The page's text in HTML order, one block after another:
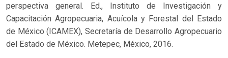
perspectiva general. Ed., Instituto de Investigación y
Capacitación Agropecuaria, Acuícola y Forestal del Estado
de México (ICAMEX), Secretaría de Desarrollo Agropecuario
del Estado de México. Metepec, México, 2016.